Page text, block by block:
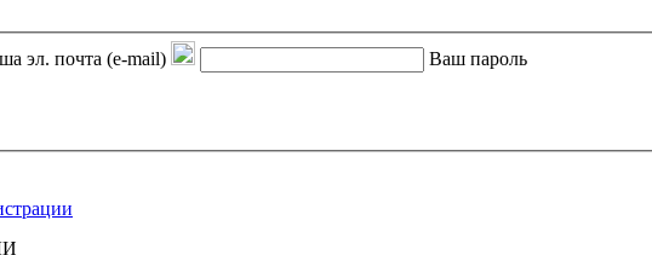
эл. почта (e-mail)
Ваш пароль